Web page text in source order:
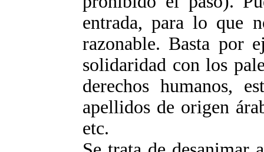
entrada, para lo que
razonable. Basta por
solidaridad con los
derechos humanos,
apellidos de origen
etc.